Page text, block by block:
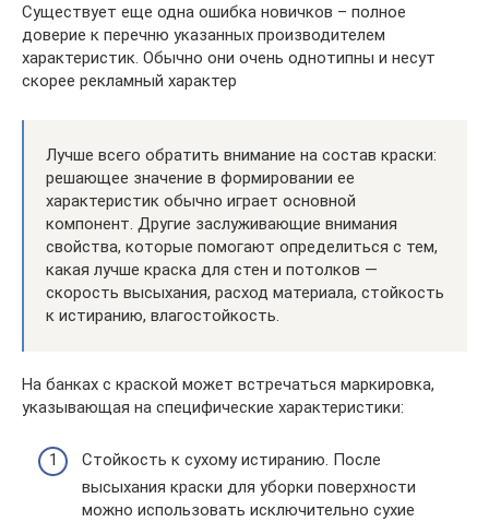
Существует еще одна ошибка новичков – полное
доверие к перечню указанных производителем
характеристик. Обычно они очень однотипны и несут
скорее рекламный характер
Лучше всего обратить внимание на состав краски:
решающее значение в формировании ее
характеристик обычно играет основной
компонент. Другие заслуживающие внимания
свойства, которые помогают определиться с тем,
какая лучше краска для стен и потолков —
скорость высыхания, расход материала, стойкость
к истиранию, влагостойкость.
На банках с краской может встречаться маркировка,
указывающая на специфические характеристики:
Стойкость к сухому истиранию. После
высыхания краски для уборки поверхности
можно использовать исключительно сухие